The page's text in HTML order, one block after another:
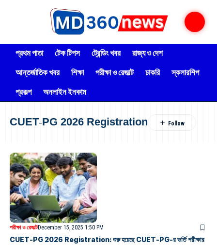
প্রথম পাতা টেক টিপস ট্রেন্ডিং খবর
রাজ্য ও দেশ
আন্তর্জাতিক খবর
শিক্ষা পরীক্ষা ও রেজাল্ট চাকরি
স্কলারশিপ
প্রকল্প
অনলাইন ইনকাম
CUET-PG 2026 Registration
পরীক্ষা ও রেজাল্টDecember 15, 2025 1:50 PM
CUET-PG 2026 Registration: শুরু হয়েছে CUET-PG-র ভর্তি পরীক্ষার